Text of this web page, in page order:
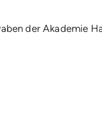
der Akademie